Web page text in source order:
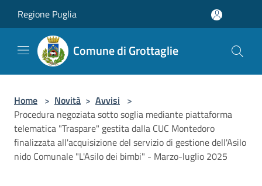
Regione Puglia
Comune di Grottaglie
Home > Novità > Avvisi >
Procedura negoziata sotto soglia mediante piattaforma
telematica "Traspare" gestita dalla CUC Montedoro
finalizzata all'acquisizione del servizio di gestione dell'Asilo
nido Comunale "L'Asilo dei bimbi" - Marzo-luglio 2025